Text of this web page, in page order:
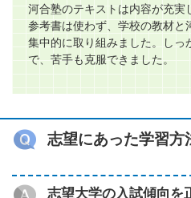
河合塾のテキストは内容が充実
参考書は使わず、学校の教材と
集中的に取り組みました。しっ
で、苦手も克服できました。
志望にあった学習方
志望大学の入試傾向を